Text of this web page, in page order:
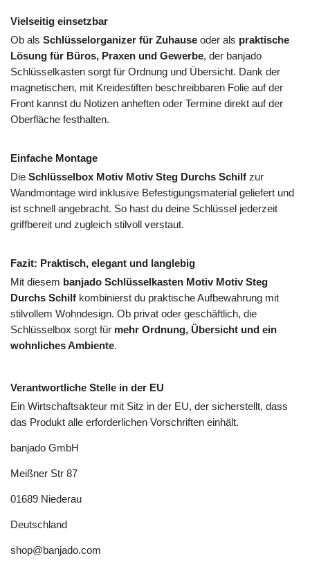
Vielseitig einsetzbar
Ob als Schlüsselorganizer für Zuhause oder als praktische
Lösung für Büros, Praxen und Gewerbe, der banjado
Schlüsselkasten sorgt für Ordnung und Übersicht. Dank der
magnetischen, mit Kreidestiften beschreibbaren Folie auf der
Front kannst du Notizen anheften oder Termine direkt auf der
Oberfläche festhalten.
Einfache Montage
Die Schlüsselbox Motiv Motiv Steg Durchs Schilf zur
Wandmontage wird inklusive Befestigungsmaterial geliefert und
ist schnell angebracht. So hast du deine Schlüssel jederzeit
griffbereit und zugleich stilvoll verstaut.
Fazit: Praktisch, elegant und langlebig
Mit diesem banjado Schlüsselkasten Motiv Motiv Steg
Durchs Schilf kombinierst du praktische Aufbewahrung mit
stilvollem Wohndesign. Ob privat oder geschäftlich, die
Schlüsselbox sorgt für mehr Ordnung, Übersicht und ein
wohnliches Ambiente.
Verantwortliche Stelle in der EU
Ein Wirtschaftsakteur mit Sitz in der EU, der sicherstellt, dass
das Produkt alle erforderlichen Vorschriften einhält.
banjado GmbH
Meißner Str 87
01689 Niederau
Deutschland
shop@banjado.com